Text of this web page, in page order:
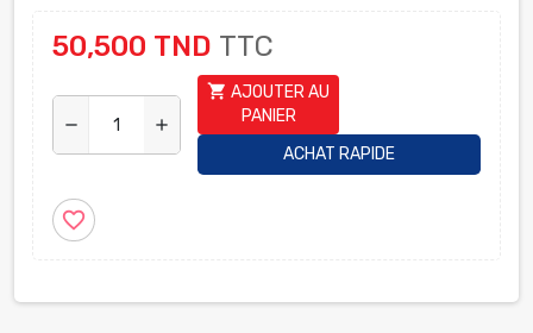
50,500 TND TTC
remove add
shopping_cart AJOUTER AU
PANIER
ACHAT RAPIDE
favorite_border